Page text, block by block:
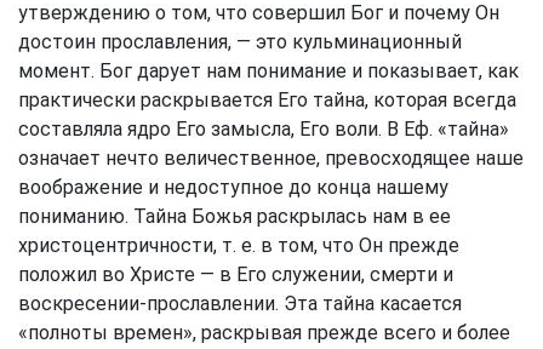
утверждению о том, что совершил Бог и почему Он
достоин прославления, — это кульминационный
момент. Бог дарует нам понимание и показывает, как
практически раскрывается Его тайна, которая всегда
составляла ядро Его замысла, Его воли. В Еф. «тайна»
означает нечто величественное, превосходящее наше
воображение и недоступное до конца нашему
пониманию. Тайна Божья раскрылась нам в ее
христоцентричности, т. е. в том, что Он прежде
положил во Христе — в Его служении, смерти и
воскресении-прославлении. Эта тайна касается
«полноты времен», раскрывая прежде всего и более